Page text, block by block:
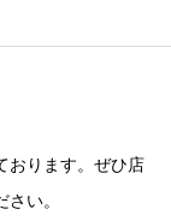
おります。ぜひ店
い。